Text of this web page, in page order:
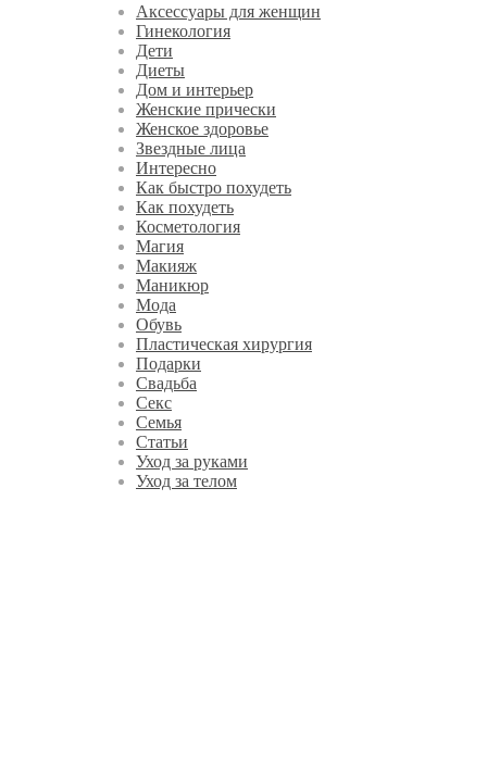
Аксессуары для женщин
Гинекология
Дети
Диеты
Дом и интерьер
Женские прически
Женское здоровье
Звездные лица
Интересно
Как быстро похудеть
Как похудеть
Косметология
Магия
Макияж
Маникюр
Мода
Обувь
Пластическая хирургия
Подарки
Свадьба
Секс
Семья
Статьи
Уход за руками
Уход за телом